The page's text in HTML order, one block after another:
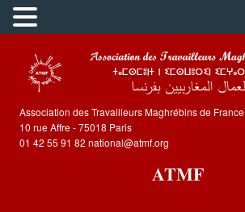
Association des Travailleurs Maghrébins de France
10 rue Affre - 75018 Paris
01 42 55 91 82 national@atmf.org
ATMF